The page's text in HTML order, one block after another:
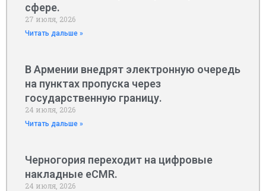
сфере.
27 июля, 2026
Читать дальше »
В Армении внедрят электронную очередь
на пунктах пропуска через
государственную границу.
24 июля, 2026
Читать дальше »
Черногория переходит на цифровые
накладные eCMR.
24 июля, 2026